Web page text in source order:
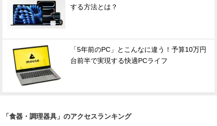
する方法とは？
「5年前のPC」とこんなに違う！予算10万円
台前半で実現する快適PCライフ
「食器・調理器具」のアクセスランキング